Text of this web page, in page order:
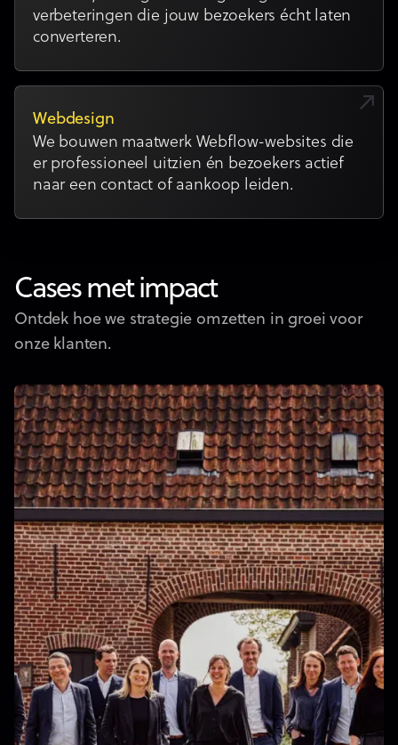
verbeteringen die jouw bezoekers écht laten
converteren.
Webdesign
We bouwen maatwerk Webflow-websites die
er professioneel uitzien én bezoekers actief
naar een contact of aankoop leiden.
Cases met impact
Ontdek hoe we strategie omzetten in groei voor
onze klanten.